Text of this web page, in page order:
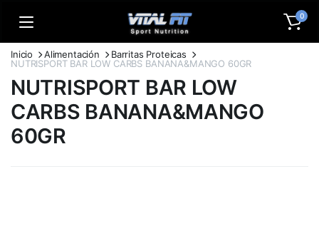
0
Inicio Alimentación
Barritas Proteicas
NUTRISPORT BAR LOW CARBS BANANA&MANGO 60GR
NUTRISPORT BAR LOW
CARBS BANANA&MANGO
60GR